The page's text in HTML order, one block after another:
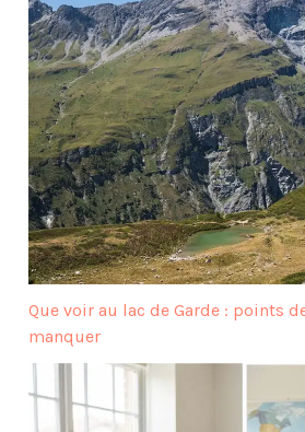
Que voir au lac de Garde : points
manquer